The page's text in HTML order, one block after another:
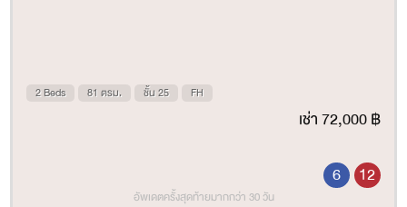
2 Beds 81 ตรม. ชั้น 25 FH
เช่า 72,000 ฿
6 12
อัพเดตครั้งสุดท้ายมากกว่า 30 วัน